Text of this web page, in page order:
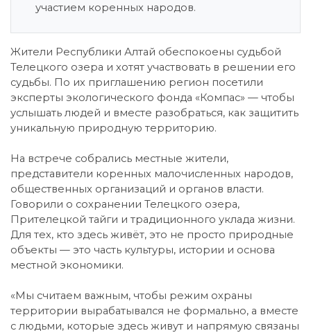
участием коренных народов.
Жители Республики Алтай обеспокоены судьбой
Телецкого озера и хотят участвовать в решении его
судьбы. По их приглашению регион посетили
эксперты экологического фонда «Компас» — чтобы
услышать людей и вместе разобраться, как защитить
уникальную природную территорию.
На встрече собрались местные жители,
представители коренных малочисленных народов,
общественных организаций и органов власти.
Говорили о сохранении Телецкого озера,
Прителецкой тайги и традиционного уклада жизни.
Для тех, кто здесь живёт, это не просто природные
объекты — это часть культуры, истории и основа
местной экономики.
«Мы считаем важным, чтобы режим охраны
территории вырабатывался не формально, а вместе
с людьми, которые здесь живут и напрямую связаны